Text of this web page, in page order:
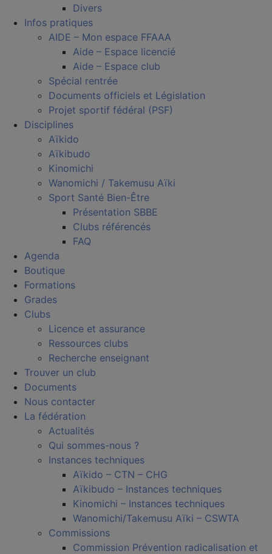
Divers
Infos pratiques
AIDE – Mon espace FFAAA
Aide – Espace licencié
Aide – Espace club
Spécial rentrée
Documents officiels et Législation
Projet sportif fédéral (PSF)
Disciplines
Aïkido
Aïkibudo
Kinomichi
Wanomichi / Takemusu Aïki
Sport Santé Bien-Être
Présentation SBBE
Clubs référencés
FAQ
Agenda
Boutique
Formations
Grades
Clubs
Licence et assurance
Ressources clubs
Recherche enseignant
Trouver un club
Documents
Nous contacter
La fédération
Actualités
Qui sommes-nous ?
Instances techniques
Aïkido – CTN – CHG
Aïkibudo – Instances techniques
Kinomichi – Instances techniques
Wanomichi/Takemusu Aïki – CSWTA
Commissions
Commission Prévention radicalisation et